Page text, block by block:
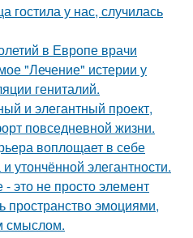
гостила у нас, случилась
в Европе врачи
"Лечение" истерии у
гениталий.
и элегантный проект,
повседневной жизни.
воплощает в себе
утончённой элегантности.
это не просто элемент
пространство эмоциями,
смыслом.